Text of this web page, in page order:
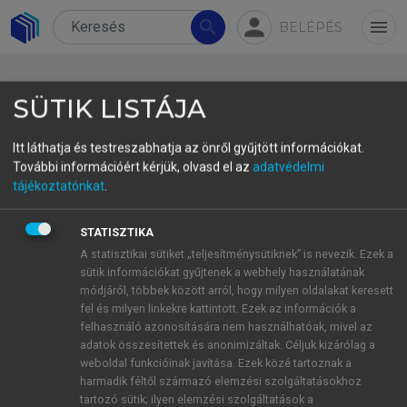
search person BELÉPÉS menu
5.3.2. Elsődleges eredmények
5.3.2.1. Az NTAK adatbázis alkalmazása
kapcsán feltett kérdések és
eredmények
5.3.2.2. A SmartTourismCapital.eu
szempontjai alapján készített kérdések
és eredmények – fenntarthatóság
5.3.2.3. A SmartTourismCapital.eu
szempontjai alapján készített kérdések
SÜTIK LISTÁJA
Itt láthatja és testreszabhatja az önről gyűjtött információkat.
További információért kérjük, olvasd el az adatvédelmi
tájékoztatónkat.
STATISZTIKA
A statisztikai sütiket „teljesítménysütiknek” is nevezik. Ezek a
sütik információkat gyűjtenek a webhely használatának
módjáról, többek között arról, hogy milyen oldalakat keresett
fel és milyen linkekre kattintott. Ezek az információk a
felhasználó azonosítására nem használhatóak, mivel az
adatok összesítettek és anonimizáltak. Céljuk kizárólag a
weboldal funkcióinak javítása. Ezek közé tartoznak a
harmadik féltől származó elemzési szolgáltatásokhoz
tartozó sütik; ilyen elemzési szolgáltatások a